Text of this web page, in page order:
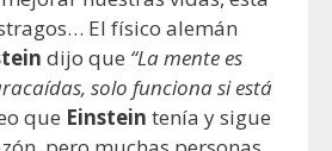
El físico alemán
dijo que “La mente es
solo funciona si está
que Einstein tenía y sigue